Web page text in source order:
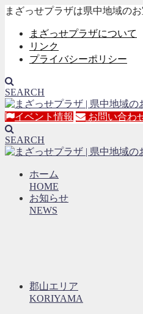
まざっせプラザは県中地域の
まざっせプラザについて
リンク
プライバシーポリシー
SEARCH
イベント情報 お問い合わ
SEARCH
ホーム
HOME
お知らせ
NEWS
郡山エリア
KORIYAMA